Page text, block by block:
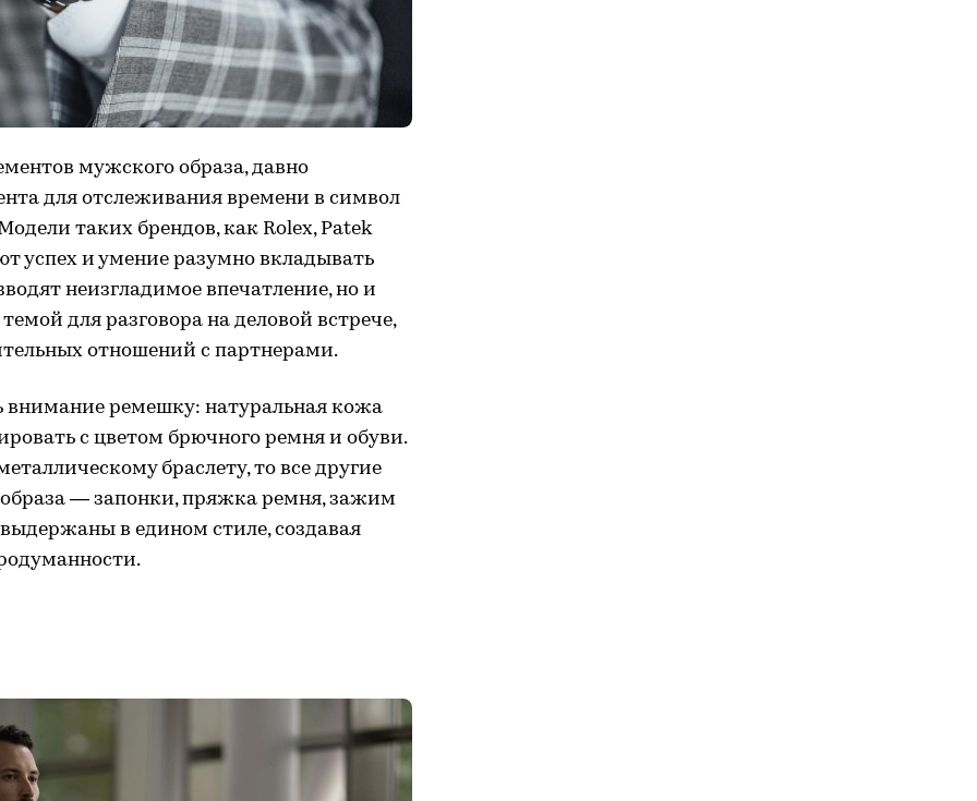
мужского образа, давно
для отслеживания времени в символ
таких брендов, как Rolex, Patek
успех и умение разумно вкладывать
неизгладимое впечатление, но и
для разговора на деловой встрече,
отношений с партнерами.
внимание ремешку: натуральная кожа
с цветом брючного ремня и обуви.
браслету, то все другие
— запонки, пряжка ремня, зажим
в едином стиле, создавая